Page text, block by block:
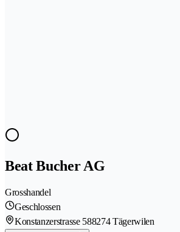
Beat Bucher AG
Grosshandel
Geschlossen
Konstanzerstrasse 588274 Tägerwilen